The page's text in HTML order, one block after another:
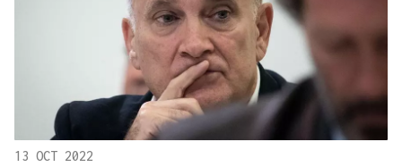
13 OCT 2022